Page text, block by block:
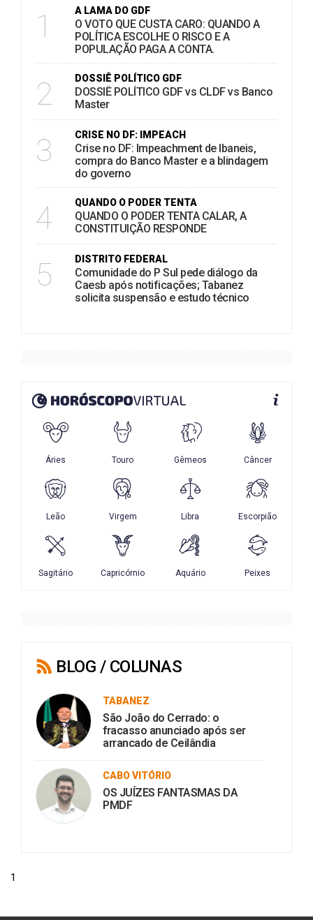
1 A LAMA DO GDF
O VOTO QUE CUSTA CARO: QUANDO A
POLÍTICA ESCOLHE O RISCO E A
POPULAÇÃO PAGA A CONTA.
2 DOSSIÊ POLÍTICO GDF
DOSSIÊ POLÍTICO GDF vs CLDF vs Banco
Master
3 CRISE NO DF: IMPEACH
Crise no DF: Impeachment de Ibaneis,
compra do Banco Master e a blindagem
do governo
4 QUANDO O PODER TENTA
QUANDO O PODER TENTA CALAR, A
CONSTITUIÇÃO RESPONDE
5 DISTRITO FEDERAL
Comunidade do P Sul pede diálogo da
Caesb após notificações; Tabanez
solicita suspensão e estudo técnico
BLOG / COLUNAS
TABANEZ
São João do Cerrado: o
fracasso anunciado após ser
arrancado de Ceilândia
CABO VITÓRIO
OS JUÍZES FANTASMAS DA
PMDF
1